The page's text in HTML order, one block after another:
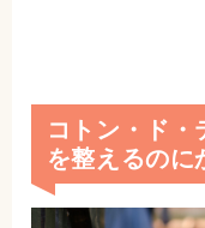
コトン・ド
を整えるのに